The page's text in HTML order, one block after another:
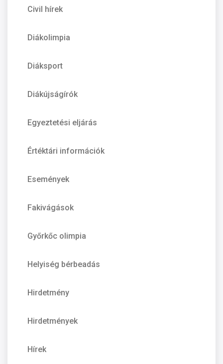
Civil hírek
Diákolimpia
Diáksport
Diákújságírók
Egyeztetési eljárás
Értéktári információk
Események
Fakivágások
Győrkőc olimpia
Helyiség bérbeadás
Hirdetmény
Hirdetmények
Hírek